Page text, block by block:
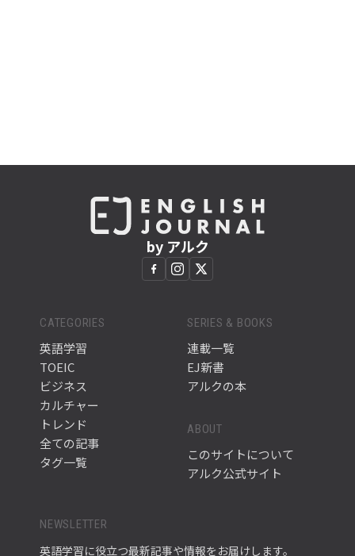
by アルク
CATEGORIES
英語学習
TOEIC
ビジネス
カルチャー
トレンド
全ての記事
タグ一覧
SERIES & BOOKS
連載一覧
EJ新書
アルクの本
ABOUT
このサイトについて
アルク公式サイト
NEWSLETTER
英語学習に役立つ最新記事や情報をお届けします。